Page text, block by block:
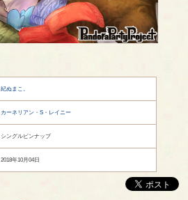
紀ぬまこ。
カーネリアン・S・レイニー
シングルピンナップ
2018年10月04日